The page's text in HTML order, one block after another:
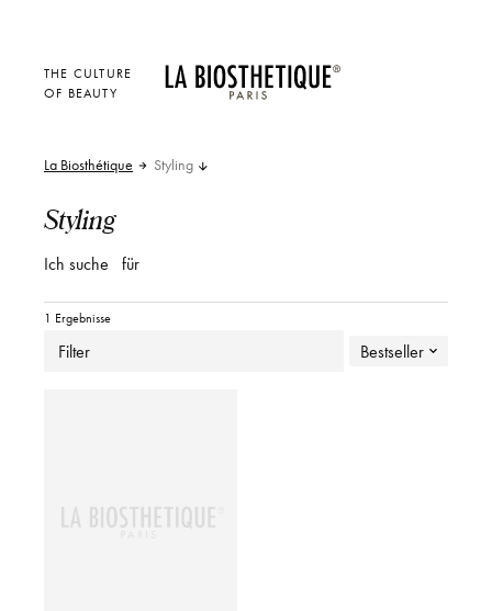
THE CULTURE
OF BEAUTY
La Biosthétique Styling
Styling
Ich suche für
1 Ergebnisse
Filter Bestseller